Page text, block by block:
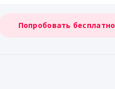
Попробовать бесплатно